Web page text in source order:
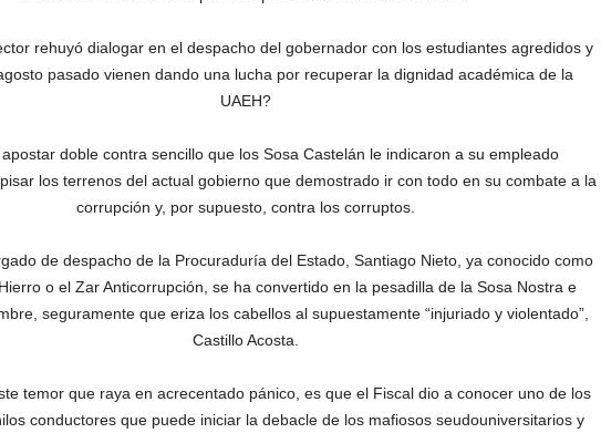
rehuyó dialogar en el despacho del gobernador con los estudiantes agredidos y
pasado vienen dando una lucha por recuperar la dignidad académica de la
UAEH?
doble contra sencillo que los Sosa Castelán le indicaron a su empleado
los terrenos del actual gobierno que demostrado ir con todo en su combate a la
corrupción y, por supuesto, contra los corruptos.
de despacho de la Procuraduría del Estado, Santiago Nieto, ya conocido como
o el Zar Anticorrupción, se ha convertido en la pesadilla de la Sosa Nostra e
seguramente que eriza los cabellos al supuestamente “injuriado y violentado”,
Castillo Acosta.
temor que raya en acrecentado pánico, es que el Fiscal dio a conocer uno de los
conductores que puede iniciar la debacle de los mafiosos seudouniversitarios y